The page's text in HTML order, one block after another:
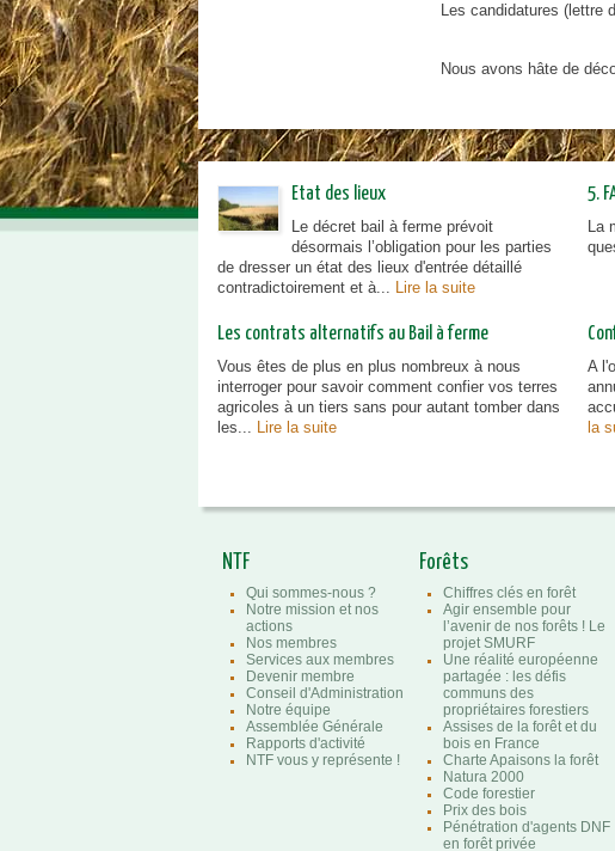
Les candidatures (lettre
Nous avons hâte de
Etat des lieux
Le décret bail à ferme prévoit
désormais l’obligation pour les parties
de dresser un état des lieux d'entrée détaillé
contradictoirement et à... Lire la suite
5.
La
Les contrats alternatifs au Bail à ferme
Vous êtes de plus en plus nombreux à nous
interroger pour savoir comment confier vos terres
agricoles à un tiers sans pour autant tomber dans
les... Lire la suite
A
la
NTF
Qui sommes-nous ?
Notre mission et nos
actions
Nos membres
Services aux membres
Devenir membre
Conseil d'Administration
Notre équipe
Assemblée Générale
Rapports d'activité
NTF vous y représente !
Forêts
Chiffres clés en forêt
Agir ensemble pour
l’avenir de nos forêts ! Le
projet SMURF
Une réalité européenne
partagée : les défis
communs des
propriétaires forestiers
Assises de la forêt et du
bois en France
Charte Apaisons la forêt
Natura 2000
Code forestier
Prix des bois
Pénétration d'agents DNF
en forêt privée